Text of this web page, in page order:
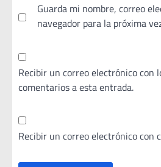
Guarda mi nombre, correo
navegador para la próxima
Recibir un correo electrónico con
comentarios a esta entrada.
Recibir un correo electrónico con